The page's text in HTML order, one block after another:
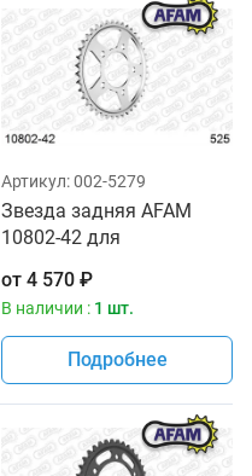
Артикул:002-5279
Звезда задняя AFAM
10802-42 для
от 4 570 ₽
В наличии : 1 шт.
Подробнее